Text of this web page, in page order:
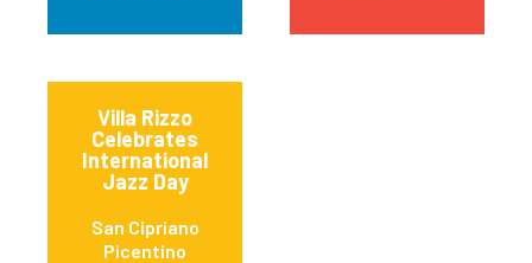
Villa Rizzo
Celebrates
International
Jazz Day
San Cipriano
Picentino